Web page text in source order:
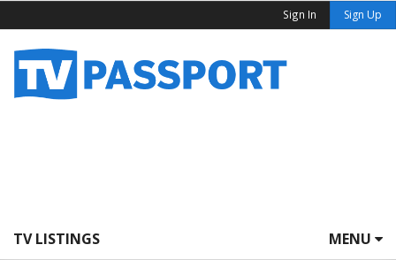
Sign In Sign Up
TV LISTINGS MENU